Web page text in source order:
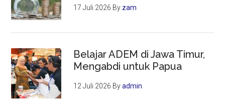
17 Juli 2026 By zam
Belajar ADEM di Jawa Timur,
Mengabdi untuk Papua
12 Juli 2026 Byadmin